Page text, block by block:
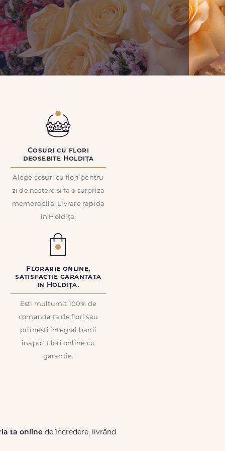
Cosuri cu flori
deosebite Holdița
Alege cosuri cu flori pentru
zi de nastere si fa o surpriza
memorabila. Livrare rapida
in Holdița.
Florarie online,
satisfactie garantata
in Holdița.
Esti multumit 100% de
comanda ta de flori sau
primesti integral banii
inapoi. Flori online cu
garantie.
ta online de încredere, livrând